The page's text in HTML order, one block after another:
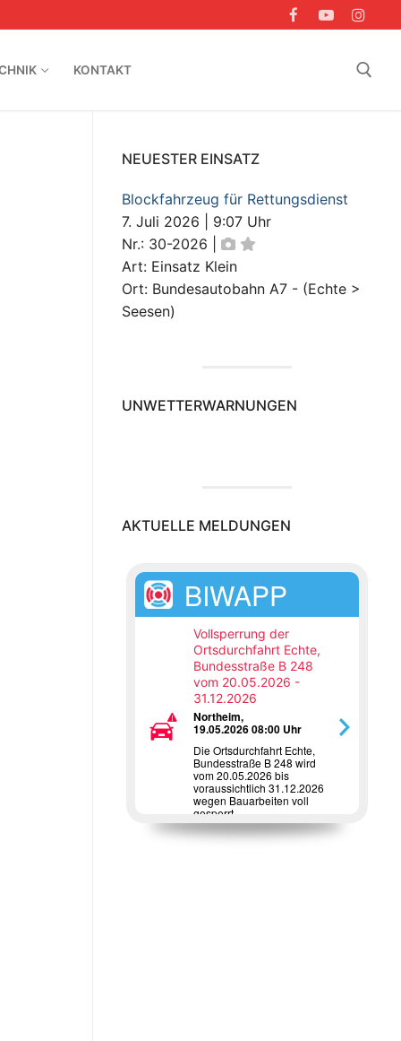
KONTAKT
NEUESTER EINSATZ
Blockfahrzeug für Rettungsdienst
7. Juli 2026
9:07 Uhr
Nr.: 30-2026
Art: Einsatz Klein
Ort: Bundesautobahn A7 - (Echte >
Seesen)
UNWETTERWARNUNGEN
AKTUELLE MELDUNGEN
BIWAPP
Vollsperrung der
Ortsdurchfahrt Echte,
Bundesstraße B 248
vom 20.05.2026 -
31.12.2026
Northeim,
19.05.2026 08:00 Uhr
Die Ortsdurchfahrt Echte,
Bundesstraße B 248 wird
vom 20.05.2026 bis
voraussichtlich 31.12.2026
wegen Bauarbeiten voll
gesperrt.